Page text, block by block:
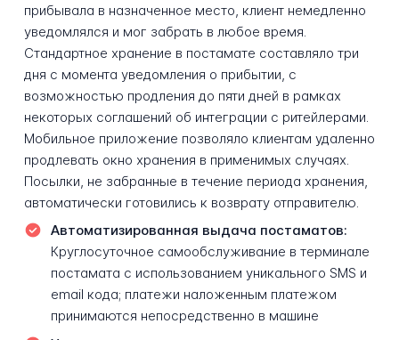
прибывала в назначенное место, клиент немедленно
уведомлялся и мог забрать в любое время.
Стандартное хранение в постамате составляло три
дня с момента уведомления о прибытии, с
возможностью продления до пяти дней в рамках
некоторых соглашений об интеграции с ритейлерами.
Мобильное приложение позволяло клиентам удаленно
продлевать окно хранения в применимых случаях.
Посылки, не забранные в течение периода хранения,
автоматически готовились к возврату отправителю.
Автоматизированная выдача постаматов:
Круглосуточное самообслуживание в терминале
постамата с использованием уникального SMS и
email кода; платежи наложенным платежом
принимаются непосредственно в машине